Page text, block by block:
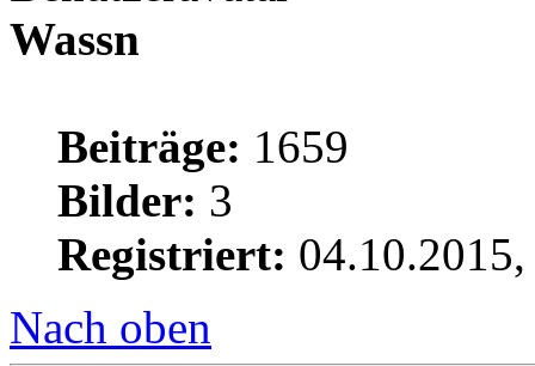
Wassn
Beiträge: 1659
Bilder: 3
Registriert:
Nach oben